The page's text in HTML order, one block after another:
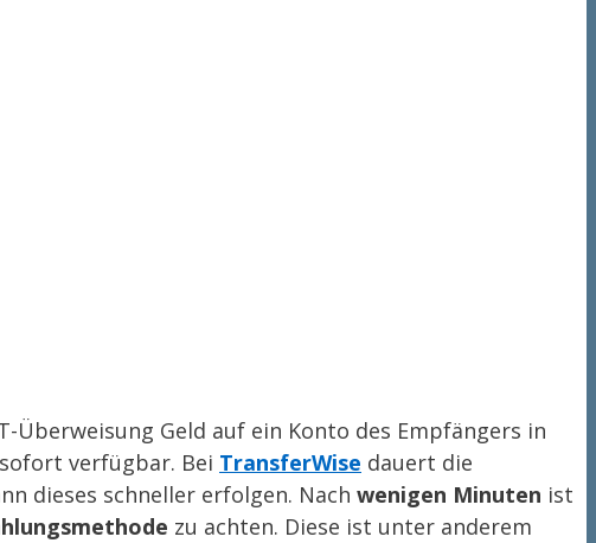
Überweisung Geld auf ein Konto des Empfängers in
verfügbar. Bei TransferWise dauert die
dieses schneller erfolgen. Nach wenigen Minuten ist
zu achten. Diese ist unter anderem